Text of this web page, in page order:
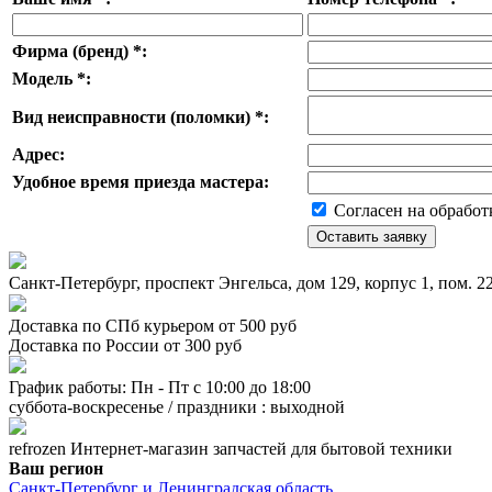
Фирма (бренд) *:
Модель *:
Вид неисправности (поломки) *:
Адрес:
Удобное время приезда мастера:
Согласен на
Санкт-Петербург, проспект Энгельса, дом 129, корпус 1, пом.
Доставка по СПб курьером от 500 руб
Доставка по России от 300 руб
График работы: Пн - Пт с 10:00 до 18:00
суббота-воскресенье / праздники : выходной
refrozen Интернет-магазин запчастей для бытовой техники
Ваш регион